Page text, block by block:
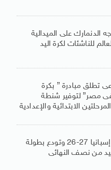
الدنمارك على الميدالية
للناشئات لكرة اليد
تطلق مبادرة ” بكرة
فى مصر” لتوفير شنطة
الابتدائية والإعدادية
مصر تخسر أمام إسبانيا 27-26 وتودع بطولة
من نصف النهائى